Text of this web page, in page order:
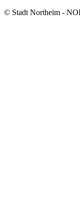
© Stadt Northeim -